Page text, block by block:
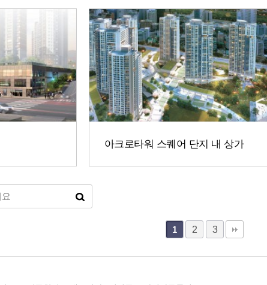
아크로타워 스퀘어 단지 내 상가
1 2 3